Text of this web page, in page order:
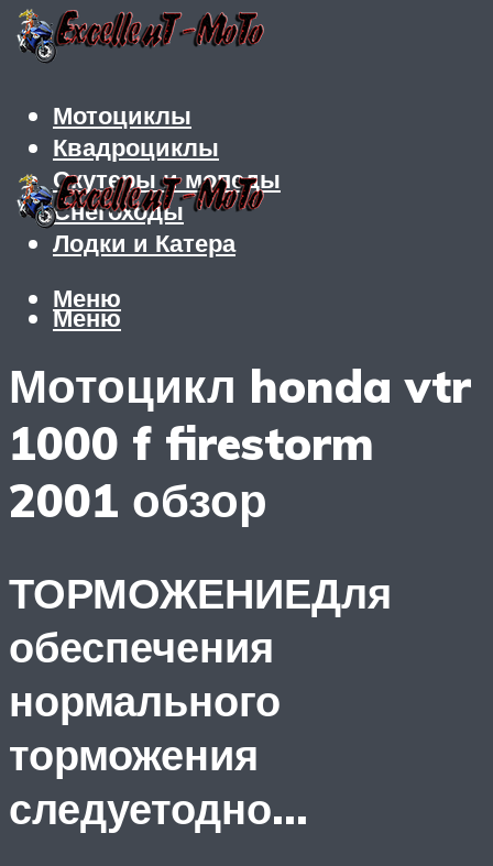
Мотоциклы
Квадроциклы
Скутеры и мопеды
Снегоходы
Лодки и Катера
Меню
Меню
Мотоцикл honda vtr
1000 f firestorm
2001 обзор
ТОРМОЖЕНИЕДля
обеспечения
нормального
торможения
следуетодно…